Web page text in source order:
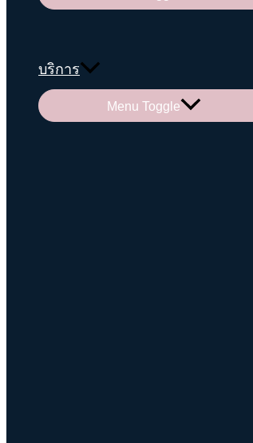
บริการ
Menu Toggle